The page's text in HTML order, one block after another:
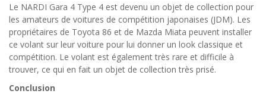
Le NARDI Gara 4 Type 4 est devenu un objet de collection pour
les amateurs de voitures de compétition japonaises (JDM). Les
propriétaires de Toyota 86 et de Mazda Miata peuvent installer
ce volant sur leur voiture pour lui donner un look classique et
compétition. Le volant est également très rare et difficile à
trouver, ce qui en fait un objet de collection très prisé.
Conclusion